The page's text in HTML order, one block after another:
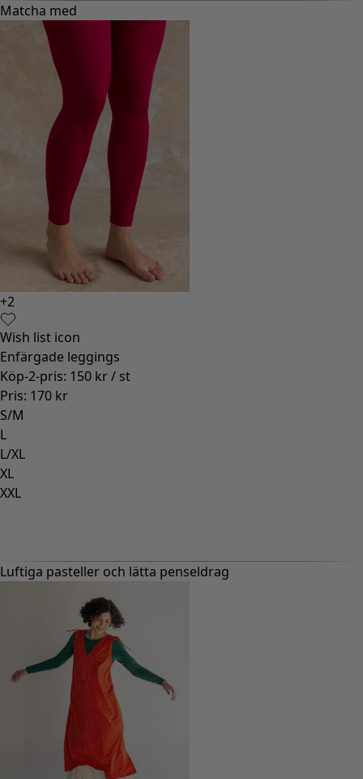
Matcha med
+2
Wish list icon
Enfärgade leggings
Köp-2-pris: 150 kr/ st
Pris: 170 kr
S/M
L
L/XL
XL
XXL
Luftiga pasteller och lätta penseldrag